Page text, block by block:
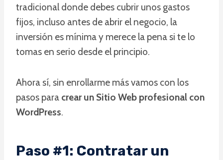
tradicional donde debes cubrir unos gastos
fijos, incluso antes de abrir el negocio, la
inversión es mínima y merece la pena si te lo
tomas en serio desde el principio.
Ahora sí, sin enrollarme más vamos con los
pasos para crear un Sitio Web profesional con
WordPress.
Paso #1: Contratar un